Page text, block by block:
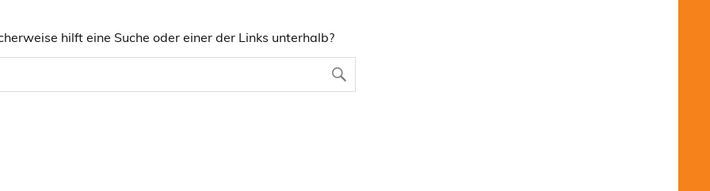
hilft eine Suche oder einer der Links unterhalb?